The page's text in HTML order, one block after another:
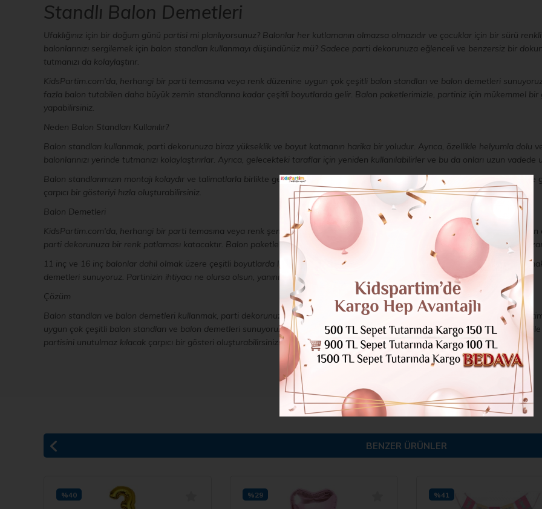
Standlı Balon Demetleri
Ufaklığınız için bir doğum günü partisi mi planlıyorsunuz? Balonlar her kutlamanın olmazsa olmazıdır ve çocuklar için bir sürü
balonlarınızı sergilemek için balon standları kullanmayı düşündünüz mü? Sadece parti dekorunuza eğlenceli ve benzersiz bir
tutmanızı da kolaylaştırır.
KidsPartim.com'da, herhangi bir parti temasına veya renk düzenine uygun çok çeşitli balon standları ve balon demetleri
fazla balon tutabilen daha büyük zemin standlarına kadar çeşitli boyutlarda gelir. Balon paketlerimizle, partiniz için mükemmel
yapabilirsiniz.
Neden Balon Standları Kullanılır?
Balon standları kullanmak, parti dekorunuza biraz yükseklik ve boyut katmanın harika bir yoludur. Ayrıca, özellikle helyumla dolu
balonlarınızı yerinde tutmanızı kolaylaştırırlar. Ayrıca, gelecekteki taraflar için yeniden kullanılabilirler ve bu da onları uzun
Balon standlarımızın montajı kolaydır ve talimatlarla birlikte gelir, bu nedenle herhangi bir karmaşık kurulum için
çarpıcı bir gösteriyi hızla oluşturabilirsiniz.
Balon Demetleri
KidsPartim.com'da, herhangi bir parti temasına veya renk şemasına uygun bir dizi balon demeti sunuyoruz. Klasik düz renklerden
parti dekorunuza bir renk patlaması katacaktır. Balon paketlerimizle, ihtiyacınız olan her şeyi tek bir uygun pakette satın alarak
11 inç ve 16 inç balonlar dahil olmak üzere çeşitli boyutlarda lateks balon demetleri sunuyoruz. Partilerine lüks bir dokunuş
demetleri sunuyoruz. Partinizin ihtiyacı ne olursa olsun, yanınızdayız!
Çözüm
Balon standları ve balon demetleri kullanmak, parti dekorunuza biraz eğlence ve renk katmanın mükemmel bir yoludur.
uygun çok çeşitli balon standları ve balon demetleri sunuyoruz. Kullanımı kolay balon stantlarımız ve yüksek kaliteli
partisini unutulmaz kılacak çarpıcı bir gösteri oluşturabilirsiniz!
BENZER ÜRÜNLER
%40 %29 %41